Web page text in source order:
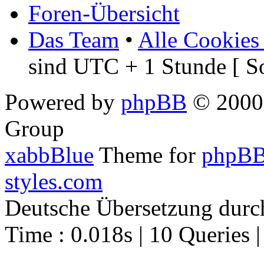
Foren-Übersicht
Das Team • Alle Cookies
sind UTC + 1 Stunde [
Powered by phpBB ©
Group
xabbBlue Theme for
styles.com
Deutsche Übersetzung
Time : 0.018s | 10 Queries